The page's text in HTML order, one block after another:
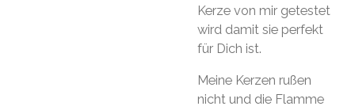
Kerze von mir getestet
wird damit sie perfekt
für Dich ist.
Meine Kerzen rußen
nicht und die Flamme